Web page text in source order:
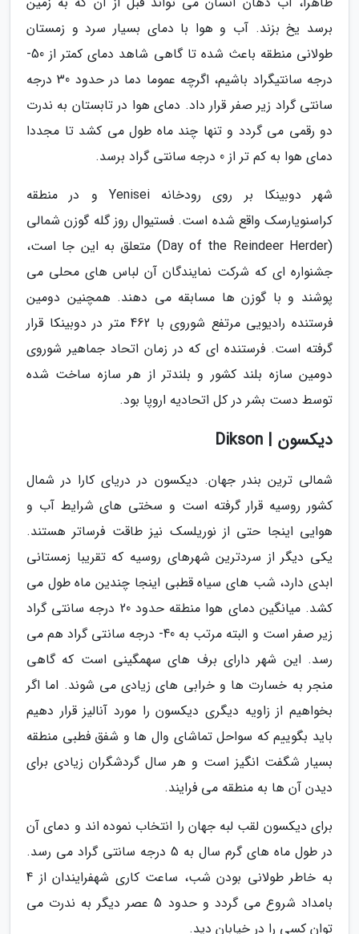
برسد یخ بزند. آب و هوا با دمای بسیار سرد و زمستان
طولانی منطقه باعث شده تا گاهی شاهد دمای کمتر از 50-
درجه سانتیگراد باشیم، اگرچه عموما دما در حدود 30 درجه
سانتی گراد زیر صفر قرار داد. دمای هوا در تابستان به ندرت
دو رقمی می گردد و تنها چند ماه طول می کشد تا مجددا
دمای هوا به کم تر از 0 درجه سانتی گراد برسد.
شهر دوبینکا بر روی رودخانه Yenisei و در منطقه
کراسنویارسک واقع شده است. فستیوال روز گله گوزن شمالی
(Day of the Reindeer Herder) متعلق به این جا است،
جشنواره ای که شرکت نمایندگان آن لباس های محلی می
پوشند و با گوزن ها مسابقه می دهند. همچنین دومین
فرستنده رادیویی مرتفع شوروی با 462 متر در دوبینکا قرار
گرفته است. فرستنده ای که در زمان اتحاد جماهیر شوروی
دومین سازه بلند کشور و بلندتر از هر سازه ساخت شده
توسط دست بشر در کل اتحادیه اروپا بود.
دیکسون | Dikson
شمالی ترین بندر جهان. دیکسون در دریای کارا در شمال
کشور روسیه قرار گرفته است و سختی های شرایط آب و
هوایی اینجا حتی از نوریلسک نیز طاقت فرساتر هستند.
یکی دیگر از سردترین شهرهای روسیه که تقریبا زمستانی
ابدی دارد، شب های سیاه قطبی اینجا چندین ماه طول می
کشد. میانگین دمای هوا منطقه حدود 20 درجه سانتی گراد
زیر صفر است و البته مرتب به 40- درجه سانتی گراد هم می
رسد. این شهر دارای برف های سهمگینی است که گاهی
منجر به خسارت ها و خرابی های زیادی می شوند. اما اگر
بخواهیم از زاویه دیگری دیکسون را مورد آنالیز قرار دهیم
باید بگوییم که سواحل تماشای وال ها و شفق فطبی منطقه
بسیار شگفت انگیز است و هر سال گردشگران زیادی برای
دیدن آن ها به منطقه می فرایند.
برای دیکسون لقب لبه جهان را انتخاب نموده اند و دمای آن
در طول ماه های گرم سال به 5 درجه سانتی گراد می رسد.
به خاطر طولانی بودن شب، ساعت کاری شهفرایندان از 4
بامداد شروع می گردد و حدود 5 عصر دیگر به ندرت می
توان کسی را در خیابان دید.